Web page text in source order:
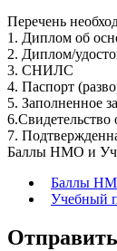
Перечень
1. Диплом об
2. Диплом/
3. СНИЛС
4. Паспорт
5. Заполненное
7.
Баллы НМО и
Баллы
Учебный